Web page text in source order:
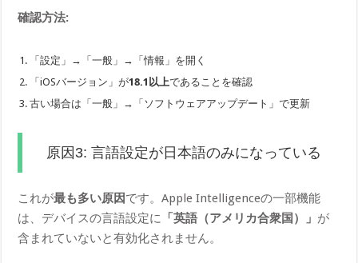
確認方法:
「設定」→「一般」→「情報」を開く
「iOSバージョン」が18.1以上であることを確認
古い場合は「一般」→「ソフトウェアアップデート」で更新
原因3: 言語設定が日本語のみになっている
これが最も多い原因です。Apple Intelligenceの一部機能
は、デバイスの言語設定に 「英語（アメリカ合衆国）」 が
含まれていないと有効化されません。